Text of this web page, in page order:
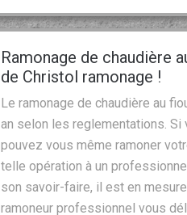
Ramonage de chaudière
de Christol ramonage !
Le ramonage de chaudière au
an selon les reglementations.
pouvez vous même ramoner
telle opération à un
son savoir-faire, il est en
ramoneur professionnel vous